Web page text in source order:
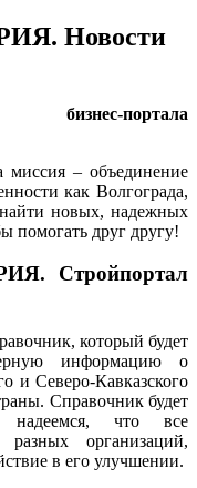
Новости
бизнес-портала
миссия – объединение
как Волгограда,
новых, надежных
помогать друг другу!
Стройпортал
который будет
информацию о
и Северо-Кавказского
Справочник будет
надеемся, что все
организаций,
в его улучшении.